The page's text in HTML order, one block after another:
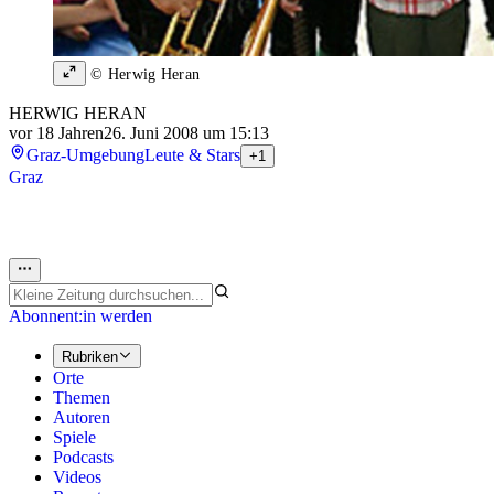
© Herwig Heran
HERWIG HERAN
vor 18 Jahren26. Juni 2008 um 15:13
Graz-UmgebungLeute & Stars +1
Graz
Abonnent:in werden
Rubriken
Orte
Themen
Autoren
Spiele
Podcasts
Videos